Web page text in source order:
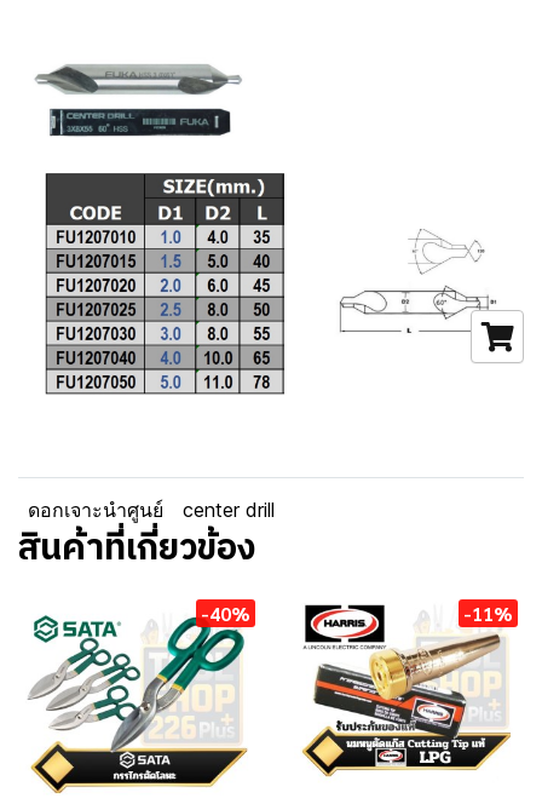
ดอกเจาะนำศูนย์ center drill
สินค้าที่เกี่ยวข้อง
-40% -11%